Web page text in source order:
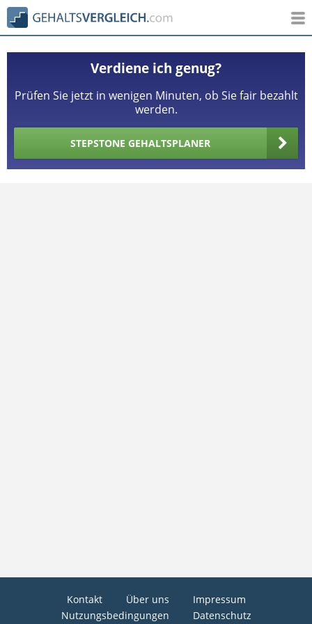
Verdiene ich genug?
Prüfen Sie jetzt in wenigen Minuten, ob Sie fair bezahlt
werden.
STEPSTONE GEHALTSPLANER
Kontakt Über uns
Impressum
Nutzungsbedingungen
Datenschutz